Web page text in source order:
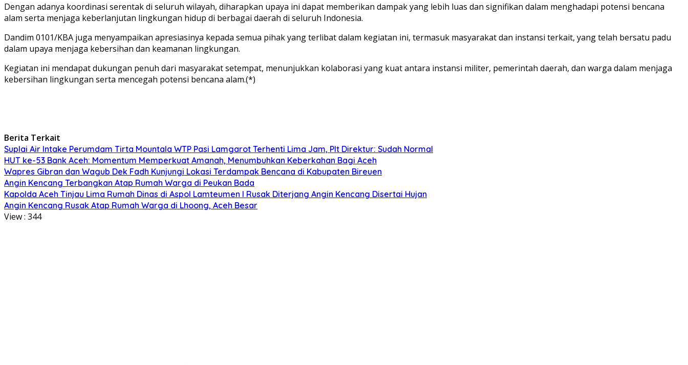
Dengan adanya koordinasi serentak di seluruh wilayah, diharapkan upaya ini dapat memberikan dampak yang lebih luas dan signifikan dalam menghadapi potensi bencana
alam serta menjaga keberlanjutan lingkungan hidup di berbagai daerah di seluruh Indonesia.
Dandim 0101/KBA juga menyampaikan apresiasinya kepada semua pihak yang terlibat dalam kegiatan ini, termasuk masyarakat dan instansi terkait, yang telah bersatu padu
dalam upaya menjaga kebersihan dan keamanan lingkungan.
Kegiatan ini mendapat dukungan penuh dari masyarakat setempat, menunjukkan kolaborasi yang kuat antara instansi militer, pemerintah daerah, dan warga dalam menjaga
kebersihan lingkungan serta mencegah potensi bencana alam.(*)
Berita Terkait
Suplai Air Intake Perumdam Tirta Mountala WTP Pasi Lamgarot Terhenti Lima Jam, Plt Direktur: Sudah Normal
HUT ke-53 Bank Aceh: Momentum Memperkuat Amanah, Menumbuhkan Keberkahan Bagi Aceh
Wapres Gibran dan Wagub Dek Fadh Kunjungi Lokasi Terdampak Bencana di Kabupaten Bireuen
Angin Kencang Terbangkan Atap Rumah Warga di Peukan Bada
Kapolda Aceh Tinjau Lima Rumah Dinas di Aspol Lamteumen I Rusak Diterjang Angin Kencang Disertai Hujan
Angin Kencang Rusak Atap Rumah Warga di Lhoong, Aceh Besar
View : 344